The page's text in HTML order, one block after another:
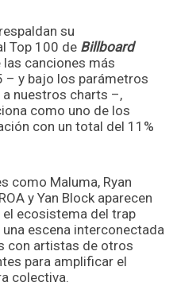
su
Top 100 de Billboard
las canciones más
– y bajo los parámetros
nuestros charts –,
como uno de los
con un total del 11%
como Maluma, Ryan
y Yan Block aparecen
ecosistema del trap
escena interconectada
con artistas de otros
para amplificar el
colectiva.